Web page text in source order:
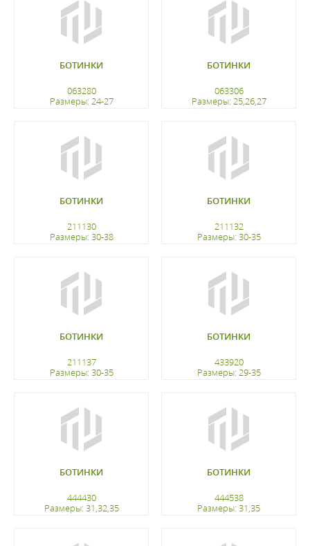
БОТИНКИ
063280
Размеры: 24-27
БОТИНКИ
063306
Размеры: 25,26,27
БОТИНКИ
211130
Размеры: 30-38
БОТИНКИ
211132
Размеры: 30-35
БОТИНКИ
211137
Размеры: 30-35
БОТИНКИ
433920
Размеры: 29-35
БОТИНКИ
444430
Размеры: 31,32,35
БОТИНКИ
444538
Размеры: 31,35